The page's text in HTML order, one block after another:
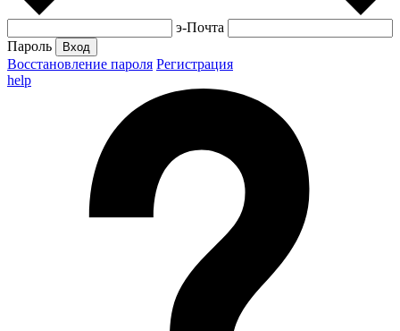
э-Почта
Пароль
Вход
Восстановление пароля Регистрация
help